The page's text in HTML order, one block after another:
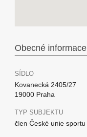
Obecné informace
SÍDLO
Kovanecká 2405/27
19000 Praha
TYP SUBJEKTU
člen České unie sportu